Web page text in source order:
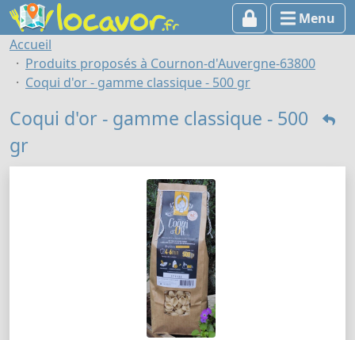
Menu
Accueil
Produits proposés à Cournon-d'Auvergne-63800
Coqui d'or - gamme classique - 500 gr
Coqui d'or - gamme classique - 500
gr